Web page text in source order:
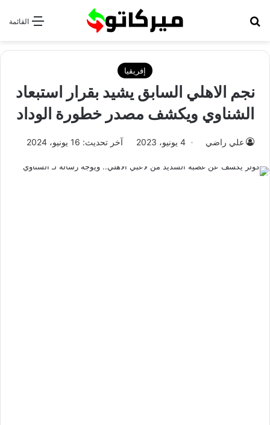
القائمة
إفريقيا
نجم الاهلي السابق يشيد بقرار استبعاد
الشناوي ويكشف مصدر خطورة الوداد
علي راضي 4 يونيو، 2023 آخر تحديث: 16 يونيو، 2024